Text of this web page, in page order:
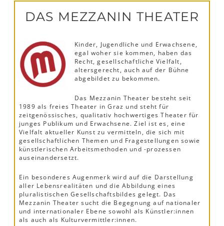
DAS MEZZANIN THEATER
Kinder, Jugendliche und Erwachsene,
egal woher sie kommen, haben das
Recht, gesellschaftliche Vielfalt,
altersgerecht, auch auf der Bühne
abgebildet zu bekommen.
Das Mezzanin Theater besteht seit
1989 als freies Theater in Graz und steht für
zeitgenössisches, qualitativ hochwertiges Theater für
junges Publikum und Erwachsene. Ziel ist es, eine
Vielfalt aktueller Kunst zu vermitteln, die sich mit
gesellschaftlichen Themen und Fragestellungen sowie
künstlerischen Arbeitsmethoden und -prozessen
auseinandersetzt.
Ein besonderes Augenmerk wird auf die Darstellung
aller Lebensrealitäten und die Abbildung eines
pluralistischen Gesellschaftsbildes gelegt. Das
Mezzanin Theater sucht die Begegnung auf nationaler
und internationaler Ebene sowohl als Künstler:innen
als auch als Kulturvermittler:innen.